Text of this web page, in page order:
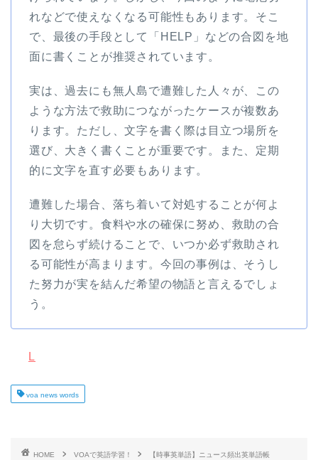
れなどで使えなくなる可能性もあります。そこ
で、最後の手段として「HELP」などの合図を地
面に書くことが推奨されています。
実は、過去にも無人島で遭難した人々が、この
ような方法で救助につながったケースが複数あ
ります。ただし、文字を書く際は目立つ場所を
選び、大きく書くことが重要です。また、定期
的に文字を直す必要もあります。
遭難した場合、落ち着いて対処することが何よ
り大切です。食料や水の確保に努め、救助の合
図を怠らず続けることで、いつか必ず救助され
る可能性が高まります。今回の事例は、そうし
た努力が実を結んだ希望の物語と言えるでしょ
う。
L
voa news words
HOME VOAで英語学習！
【時事英単語】ニュース頻出英単語帳